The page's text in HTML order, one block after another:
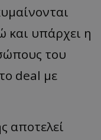
και υπάρχει η
του
deal με
αποτελεί